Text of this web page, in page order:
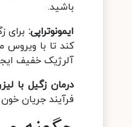
باشید.
ایمونوتراپی: برای
آلرژیک خفیف
درمان زگیل با
فرآیند جریان